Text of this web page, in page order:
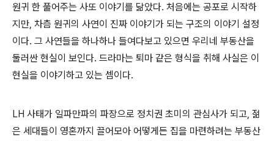
원귀 한 풀어주는 사또 이야기를 닮았다. 처음에는 공포로 시작하
지만, 차츰 원귀의 사연이 진짜 이야기가 되는 구조의 이야기 설정
이다. 그 사연들을 하나하나 들여다보고 있으면 우리네 부동산을
둘러싼 현실이 보인다. 드라마는 퇴마 같은 형식을 취해 사실은 이
현실을 이야기하고 있는 셈이다.
LH 사태가 일파만파의 파장으로 정치권 초미의 관심사가 되고, 젊
은 세대들이 영혼까지 끌어모아 어떻게든 집을 마련하려는 부동산